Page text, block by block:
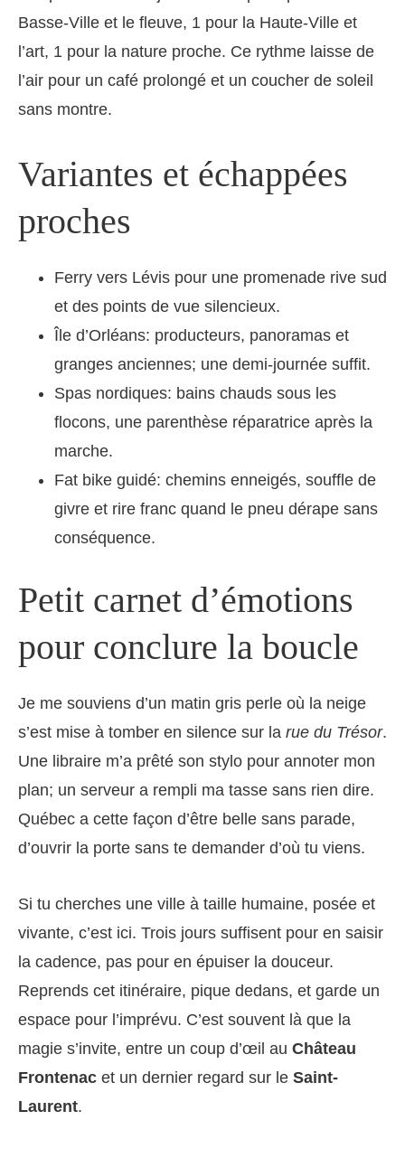
Basse-Ville et le fleuve, 1 pour la Haute-Ville et
l’art, 1 pour la nature proche. Ce rythme laisse de
l’air pour un café prolongé et un coucher de soleil
sans montre.
Variantes et échappées
proches
Ferry vers Lévis pour une promenade rive sud
et des points de vue silencieux.
Île d’Orléans: producteurs, panoramas et
granges anciennes; une demi-journée suffit.
Spas nordiques: bains chauds sous les
flocons, une parenthèse réparatrice après la
marche.
Fat bike guidé: chemins enneigés, souffle de
givre et rire franc quand le pneu dérape sans
conséquence.
Petit carnet d’émotions
pour conclure la boucle
Je me souviens d’un matin gris perle où la neige
s’est mise à tomber en silence sur la rue du Trésor.
Une libraire m’a prêté son stylo pour annoter mon
plan; un serveur a rempli ma tasse sans rien dire.
Québec a cette façon d’être belle sans parade,
d’ouvrir la porte sans te demander d’où tu viens.
Si tu cherches une ville à taille humaine, posée et
vivante, c’est ici. Trois jours suffisent pour en saisir
la cadence, pas pour en épuiser la douceur.
Reprends cet itinéraire, pique dedans, et garde un
espace pour l’imprévu. C’est souvent là que la
magie s’invite, entre un coup d’œil au Château
Frontenac et un dernier regard sur le Saint-
Laurent.